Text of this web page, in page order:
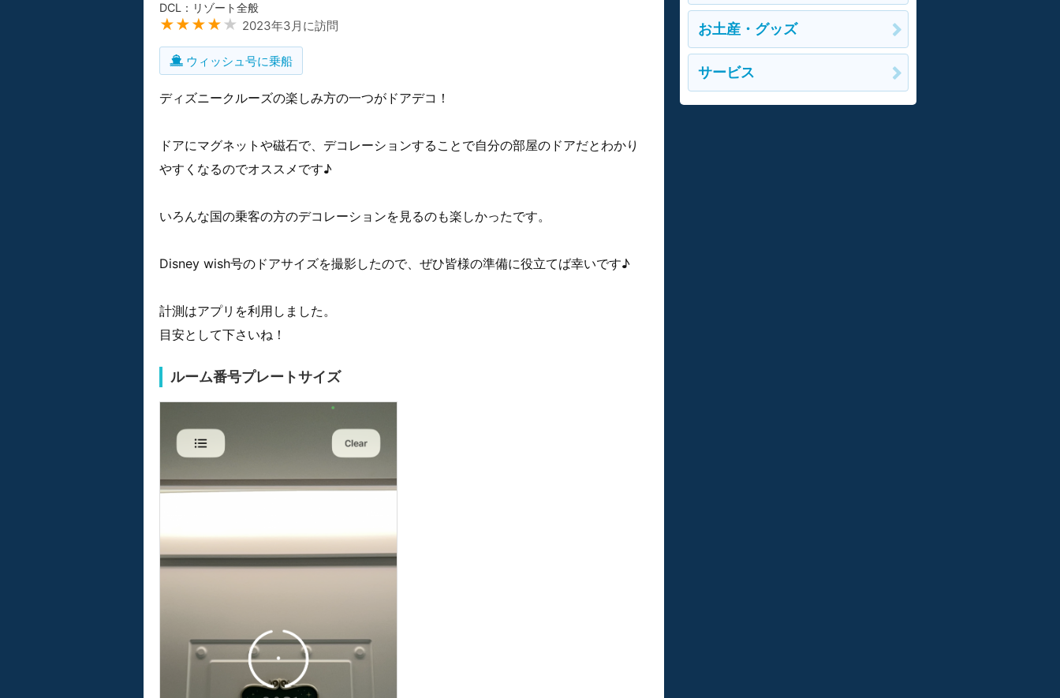
DCL：リゾート全般
★★★★ ★ 2023年3月に訪問
ウィッシュ号に乗船
ディズニークルーズの楽しみ方の一つがドアデコ！
ドアにマグネットや磁石で、デコレーションすることで自分の部屋のドアだとわかり
やすくなるのでオススメです♪
いろんな国の乗客の方のデコレーションを見るのも楽しかったです。
Disney wish号のドアサイズを撮影したので、ぜひ皆様の準備に役立てば幸いです♪
計測はアプリを利用しました。
目安として下さいね！
ルーム番号プレートサイズ
お土産・グッズ
サービス